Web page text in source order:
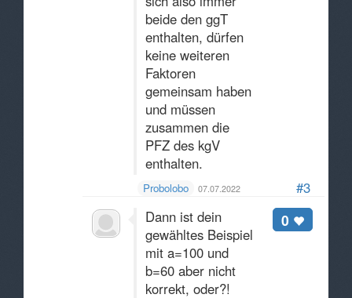
#3
beide den ggT
enthalten, dürfen
keine weiteren
Faktoren
gemeinsam haben
und müssen
zusammen die
PFZ des kgV
enthalten.
Probolobo 07.07.2022
0
Dann ist dein
gewähltes Beispiel
mit a=100 und
b=60 aber nicht
korrekt, oder?!